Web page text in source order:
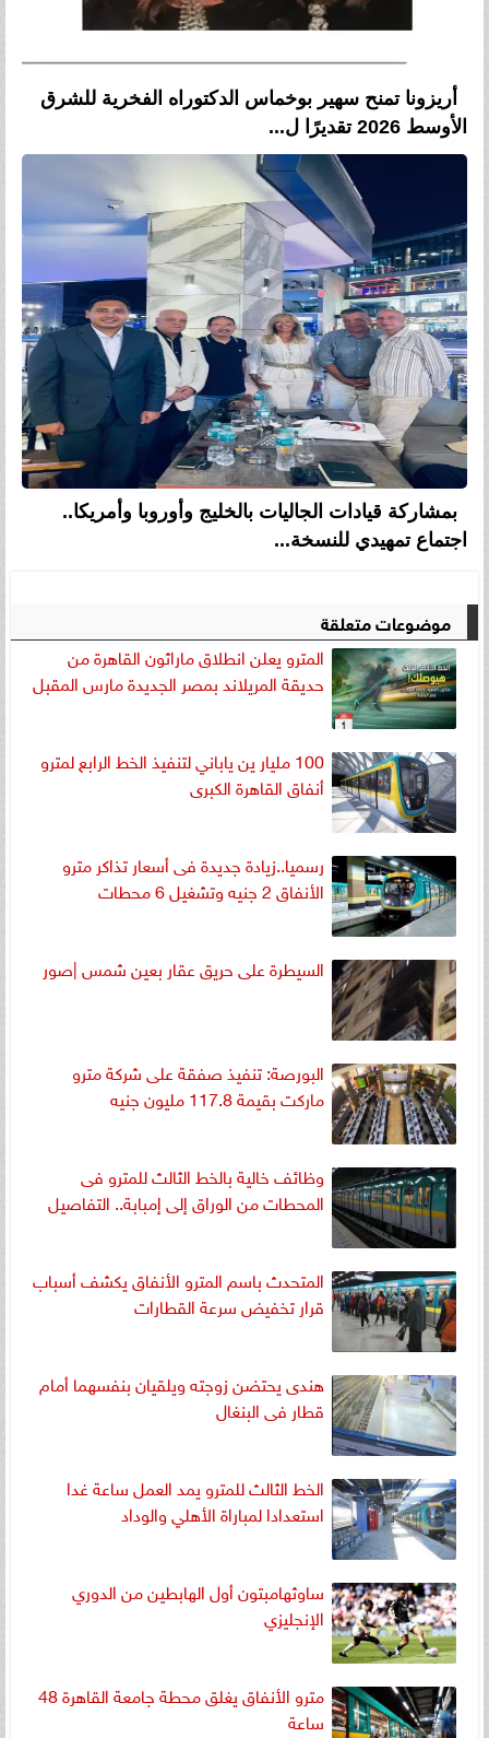
أريزونا تمنح سهير بوخماس الدكتوراه الفخرية للشرق
الأوسط 2026 تقديرًا ل...
بمشاركة قيادات الجاليات بالخليج وأوروبا وأمريكا..
اجتماع تمهيدي للنسخة...
موضوعات متعلقة
المترو يعلن انطلاق ماراثون القاهرة من
حديقة المريلاند بمصر الجديدة مارس المقبل
100 مليار ين ياباني لتنفيذ الخط الرابع لمترو
أنفاق القاهرة الكبرى
رسميا..زيادة جديدة فى أسعار تذاكر مترو
الأنفاق 2 جنيه وتشغيل 6 محطات
السيطرة على حريق عقار بعين شمس |صور
البورصة: تنفيذ صفقة على شركة مترو
ماركت بقيمة 117.8 مليون جنيه
وظائف خالية بالخط الثالث للمترو فى
المحطات من الوراق إلى إمبابة.. التفاصيل
المتحدث باسم المترو الأنفاق يكشف أسباب
قرار تخفيض سرعة القطارات
هندى يحتضن زوجته ويلقيان بنفسهما أمام
قطار فى البنغال
الخط الثالث للمترو يمد العمل ساعة غدا
استعدادا لمباراة الأهلي والوداد
ساوثهامبتون أول الهابطين من الدوري
الإنجليزي
مترو الأنفاق يغلق محطة جامعة القاهرة 48
ساعة